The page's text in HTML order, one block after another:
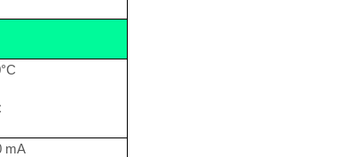
mA